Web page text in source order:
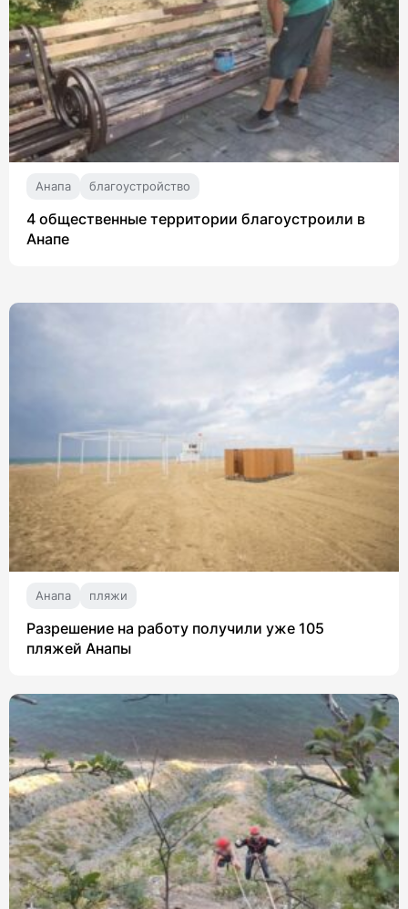
Анапа благоустройство
4 общественные территории благоустроили в
Анапе
Анапа пляжи
Разрешение на работу получили уже 105
пляжей Анапы